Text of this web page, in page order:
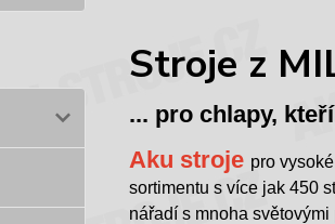
Stroje z
... pro chlapy,
Aku stroje pro
sortimentu s více jak 450
nářadí s mnoha světovými